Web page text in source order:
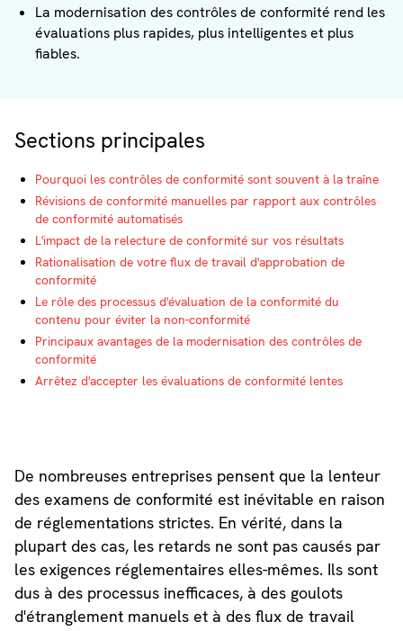
La modernisation des contrôles de conformité rend les
évaluations plus rapides, plus intelligentes et plus
fiables.
Sections principales
Pourquoi les contrôles de conformité sont souvent à la traîne
Révisions de conformité manuelles par rapport aux contrôles
de conformité automatisés
L'impact de la relecture de conformité sur vos résultats
Rationalisation de votre flux de travail d'approbation de
conformité
Le rôle des processus d'évaluation de la conformité du
contenu pour éviter la non-conformité
Principaux avantages de la modernisation des contrôles de
conformité
Arrêtez d'accepter les évaluations de conformité lentes
De nombreuses entreprises pensent que la lenteur
des examens de conformité est inévitable en raison
de réglementations strictes. En vérité, dans la
plupart des cas, les retards ne sont pas causés par
les exigences réglementaires elles-mêmes. Ils sont
dus à des processus inefficaces, à des goulots
d'étranglement manuels et à des flux de travail